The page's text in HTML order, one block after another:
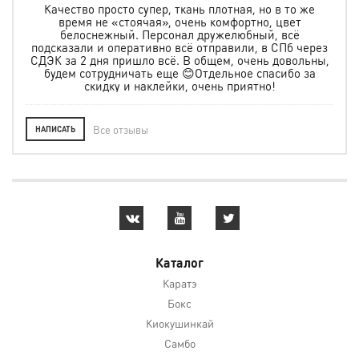
Качество просто супер, ткань плотная, но в то же
время не «стоячая», очень комфортно, цвет
белоснежный. Персонал дружелюбный, всё
подсказали и оперативно всё отправили, в СПб через
СДЭК за 2 дня пришло всё. В общем, очень довольны,
будем сотрудничать еще 😊Отдельное спасибо за
скидку и наклейки, очень приятно!
НАПИСАТЬ Все отзывы
Каталог
Каратэ
Бокс
Киокушинкай
Самбо